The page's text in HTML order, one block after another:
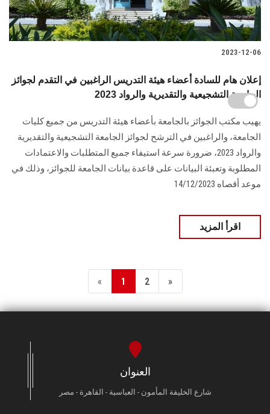
2023-12-06
إعلان هام للسادة أعضاء هيئة التدريس الراغبين في التقدم لجوائز
الجامعة التشجيعية والتقديرية والرواد 2023
يهيب مكتب الجوائز بالجامعة بأعضاء هيئة التدريس من جميع كليات
الجامعة، والراغبين في الترشح لجوائز الجامعة التشجيعية والتقديرية
والرواد 2023، ضرورة سرعة استيفاء جميع المتطلبات والاعتمادات
المطلوبة وتعبئة البيانات على قاعدة بيانات الجامعة للجوائز، وذلك في
موعد أقصاه 14/12/2023
اقرأ المزيد
« 1 2 »
العنوان
شارع الخليفة المأمون - العباسية - القاهرة - مصر